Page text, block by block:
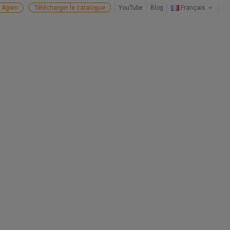
Français
Blog
YouTube
Télécharger le catalogue
Again